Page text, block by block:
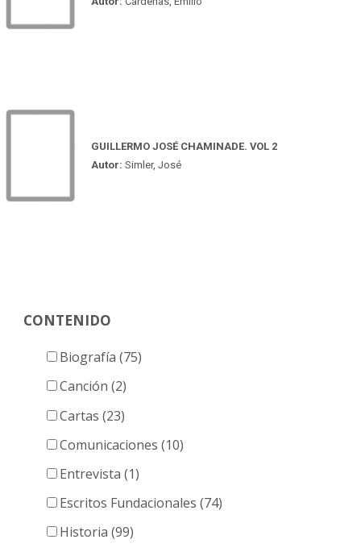
GUILLERMO JOSÉ CHAMINADE. VOL 2
Autor: Simler, José
CONTENIDO
Biografía (75)
Canción (2)
Cartas (23)
Comunicaciones (10)
Entrevista (1)
Escritos Fundacionales (74)
Historia (99)